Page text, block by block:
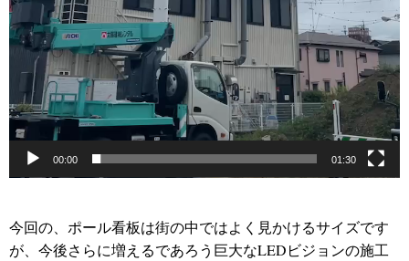
00:00 01:30
今回の、ポール看板は街の中ではよく見かけるサイズです
が、今後さらに増えるであろう巨大なLEDビジョンの施工